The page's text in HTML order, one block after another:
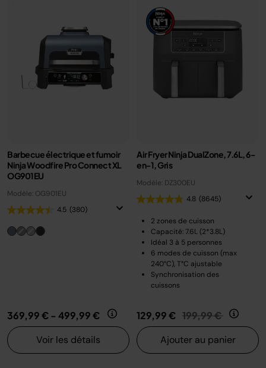
Barbecue électrique et fumoir
Ninja Woodfire Pro Connect XL
OG901EU
Modèle: OG901EU
4.5 (380)
369,99 €- 499,99 €
Voir les détails
Air Fryer Ninja DualZone, 7.6L, 6-
en-1, Gris
Modèle: DZ300EU
4.8 (8645)
2 zones de cuisson
Capacité: 7.6L (2*3.8L)
Idéal 3 à 5 personnes
6 modes de cuisson (max
240°C), T°C ajustable
Synchronisation des
cuissons
129,99 € Prix réduit de
199,99 € au
Ajouter au panier